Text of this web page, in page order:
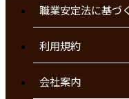
職業安定法に基づ
利用規約
会社案内